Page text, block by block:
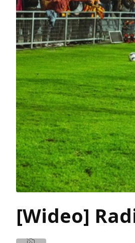
[Wideo]